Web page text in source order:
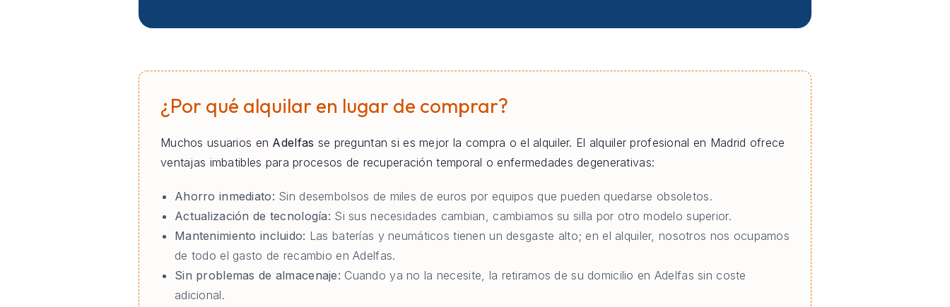
¿Por qué alquilar en lugar de comprar?
Muchos usuarios en Adelfas se preguntan si es mejor la compra o el alquiler. El alquiler profesional en Madrid ofrece
ventajas imbatibles para procesos de recuperación temporal o enfermedades degenerativas:
Ahorro inmediato: Sin desembolsos de miles de euros por equipos que pueden quedarse obsoletos.
Actualización de tecnología: Si sus necesidades cambian, cambiamos su silla por otro modelo superior.
Mantenimiento incluido: Las baterías y neumáticos tienen un desgaste alto; en el alquiler, nosotros nos ocupamos
de todo el gasto de recambio en Adelfas.
Sin problemas de almacenaje: Cuando ya no la necesite, la retiramos de su domicilio en Adelfas sin coste
adicional.